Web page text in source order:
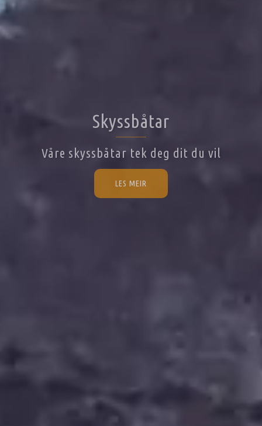
Skyssbåtar
Våre skyssbåtar tek deg dit du vil
LES MEIR